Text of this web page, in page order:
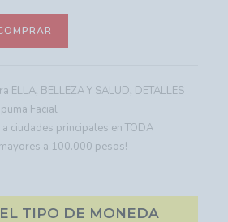
ELLA, BELLEZA Y SALUD, DETALLES
Facial
a ciudades principales en TODA
a 100.000 pesos!
TIPO DE MONEDA